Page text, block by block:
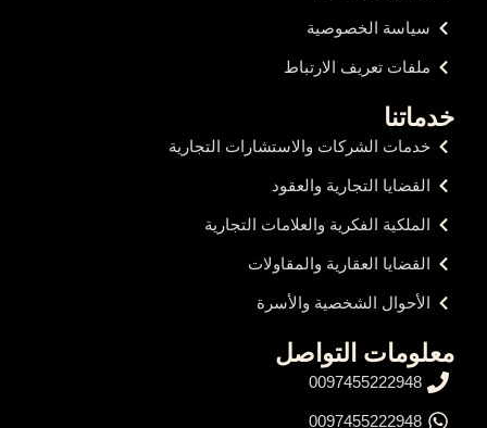
سياسة الخصوصية
ملفات تعريف الارتباط
خدماتنا
خدمات الشركات والاستشارات التجارية
القضايا التجارية والعقود
الملكية الفكرية والعلامات التجارية
القضايا العقارية والمقاولات
الأحوال الشخصية والأسرة
معلومات التواصل
0097455222948
0097455222948